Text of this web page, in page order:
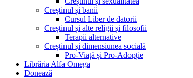
Creștinul și banii
Cursul Liber de datorii
Creștinul și alte religii și filosofii
Terapii alternative
Creștinul și dimensiunea socială
Pro-Viață și Pro-Adopție
Librăria Alfa Omega
Donează